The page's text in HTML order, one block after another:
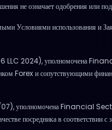
не означает одобрения или
Условиями использования и
LLC 2024), уполномочена
Forex и сопутствующими
уполномочена Financial
посредника в